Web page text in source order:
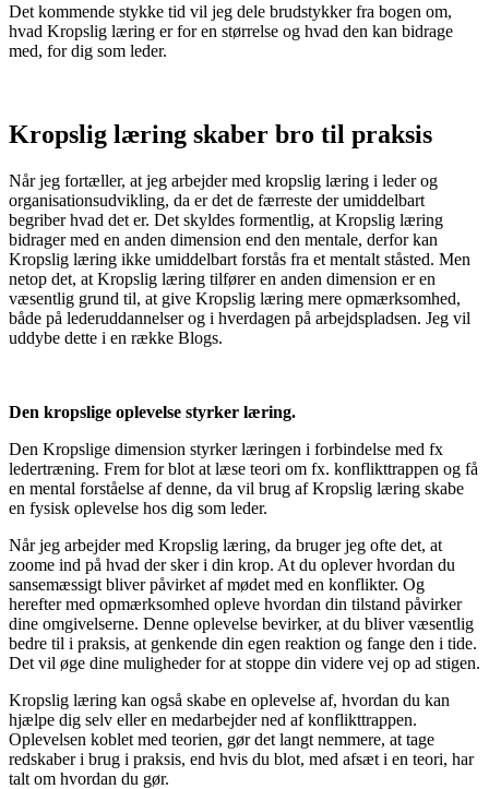
Det kommende stykke tid vil jeg dele brudstykker fra bogen om,
hvad Kropslig læring er for en størrelse og hvad den kan bidrage
med, for dig som leder.
Kropslig læring skaber bro til praksis
Når jeg fortæller, at jeg arbejder med kropslig læring i leder og
organisationsudvikling, da er det de færreste der umiddelbart
begriber hvad det er. Det skyldes formentlig, at Kropslig læring
bidrager med en anden dimension end den mentale, derfor kan
Kropslig læring ikke umiddelbart forstås fra et mentalt ståsted. Men
netop det, at Kropslig læring tilfører en anden dimension er en
væsentlig grund til, at give Kropslig læring mere opmærksomhed,
både på lederuddannelser og i hverdagen på arbejdspladsen. Jeg vil
uddybe dette i en række Blogs.
Den kropslige oplevelse styrker læring.
Den Kropslige dimension styrker læringen i forbindelse med fx
ledertræning. Frem for blot at læse teori om fx. konflikttrappen og få
en mental forståelse af denne, da vil brug af Kropslig læring skabe
en fysisk oplevelse hos dig som leder.
Når jeg arbejder med Kropslig læring, da bruger jeg ofte det, at
zoome ind på hvad der sker i din krop. At du oplever hvordan du
sansemæssigt bliver påvirket af mødet med en konflikter. Og
herefter med opmærksomhed opleve hvordan din tilstand påvirker
dine omgivelserne. Denne oplevelse bevirker, at du bliver væsentlig
bedre til i praksis, at genkende din egen reaktion og fange den i tide.
Det vil øge dine muligheder for at stoppe din videre vej op ad stigen.
Kropslig læring kan også skabe en oplevelse af, hvordan du kan
hjælpe dig selv eller en medarbejder ned af konflikttrappen.
Oplevelsen koblet med teorien, gør det langt nemmere, at tage
redskaber i brug i praksis, end hvis du blot, med afsæt i en teori, har
talt om hvordan du gør.